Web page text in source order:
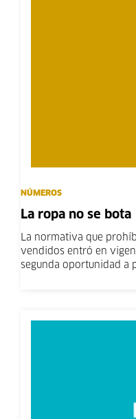
NÚMEROS
La ropa no se bota
La normativa que
vendidos entró en
segunda oportunidad a